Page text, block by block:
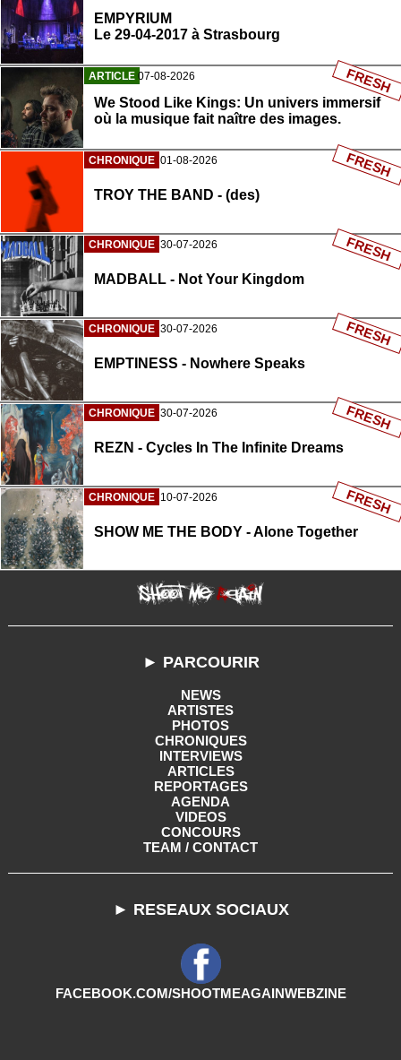
EMPYRIUM
Le 29-04-2017 à Strasbourg
ARTICLE 07-08-2026
We Stood Like Kings: Un univers immersif
où la musique fait naître des images.
FRESH
CHRONIQUE 01-08-2026
TROY THE BAND - (des)
FRESH
CHRONIQUE 30-07-2026
MADBALL - Not Your Kingdom
FRESH
CHRONIQUE 30-07-2026
EMPTINESS - Nowhere Speaks
FRESH
CHRONIQUE 30-07-2026
REZN - Cycles In The Infinite Dreams
FRESH
CHRONIQUE 10-07-2026
SHOW ME THE BODY - Alone Together
FRESH
► PARCOURIR
NEWS
ARTISTES
PHOTOS
CHRONIQUES
INTERVIEWS
ARTICLES
REPORTAGES
AGENDA
VIDEOS
CONCOURS
TEAM / CONTACT
► RESEAUX SOCIAUX
FACEBOOK.COM/SHOOTMEAGAINWEBZINE